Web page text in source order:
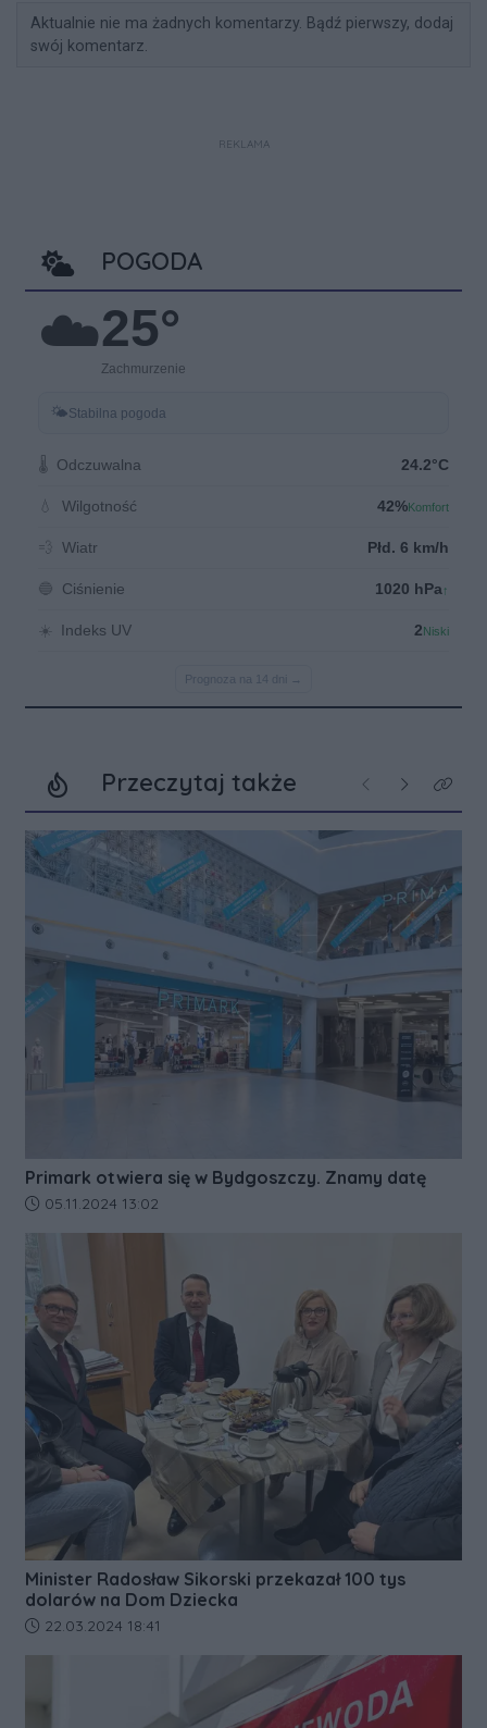
Aktualnie nie ma żadnych komentarzy. Bądź pierwszy, dodaj
swój komentarz.
REKLAMA
POGODA
Przeczytaj także Poprzednie
NastępneKliknij
Primark otwiera się w Bydgoszczy. Znamy datę
Data dodania artykułu:
05.11.2024 13:02
Minister Radosław Sikorski przekazał 100 tys
dolarów na Dom Dziecka
Data dodania artykułu:
22.03.2024 18:41